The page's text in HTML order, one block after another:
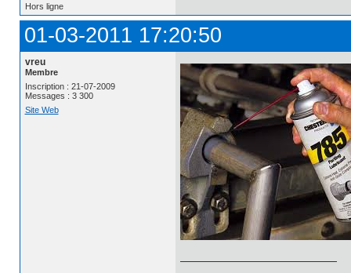
Hors ligne
01-03-2011 17:20:50
vreu
Membre
Inscription : 21-07-2009
Messages : 3 300
Site Web